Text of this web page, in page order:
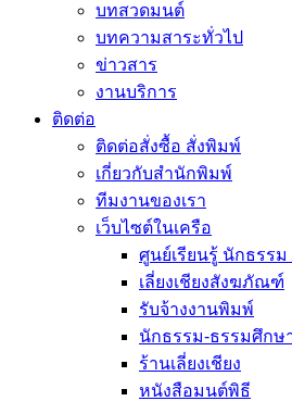
บทสวดมนต์
บทความสาระทั่วไป
ข่าวสาร
งานบริการ
ติดต่อ
ติดต่อสั่งซื้อ สั่งพิมพ์
เกี่ยวกับสำนักพิมพ์
ทีมงานของเรา
เว็บไซต์ในเครือ
ศูนย์เรียนรู้ นักธรร
เลี่ยงเชียงสังฆภัณฑ์
รับจ้างงานพิมพ์
นักธรรม-ธรรมศึกษ
ร้านเลี่ยงเชียง
หนังสือมนต์พิธี